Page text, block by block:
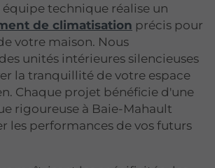
technique réalise un
de climatisation précis pour
votre maison. Nous
unités intérieures silencieuses
la tranquillité de votre espace
Chaque projet bénéficie d'une
rigoureuse à Baie-Mahault
les performances de vos futurs